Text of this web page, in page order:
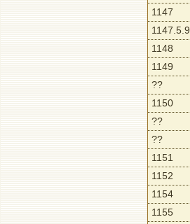
1147
1147.5.9
1148
1149
??
1150
??
??
1151
1152
1154
1155